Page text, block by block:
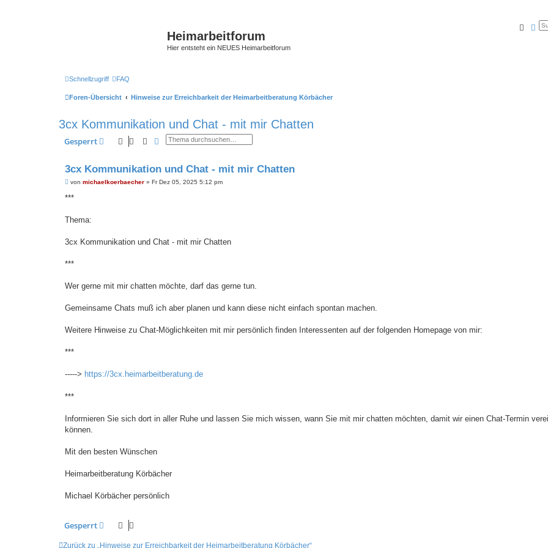
Heimarbeitforum
Hier entsteht ein NEUES Heimarbeitforum
Suche
Schnellzugriff FAQ
Foren-Übersicht Hinweise zur Erreichbarkeit der Heimarbeitberatung Körbächer
3cx Kommunikation und Chat - mit mir Chatten
Gesperrt SucheErweiterte Suche
3cx Kommunikation und Chat - mit mir Chatten
B
i
a
von michaelkoerbaecher » Fr Dez 05, 2025 5:12 pm
***
Thema:
3cx Kommunikation und Chat - mit mir Chatten
***
Wer gerne mit mir chatten möchte, darf das gerne tun.
Gemeinsame Chats muß ich aber planen und kann diese nicht einfach spontan machen.
Weitere Hinweise zu Chat-Möglichkeiten mit mir persönlich finden Interessenten auf der folgenden Homepage von mir:
***
-----> https://3cx.heimarbeitberatung.de
***
Informieren Sie sich dort in aller Ruhe und lassen Sie mich wissen, wann Sie mit mir chatten möchten, damit wir einen Chat-Termin
können.
Mit den besten Wünschen
Heimarbeitberatung Körbächer
Michael Körbächer persönlich
Gesperrt
Zurück zu „Hinweise zur Erreichbarkeit der Heimarbeitberatung Körbächer“